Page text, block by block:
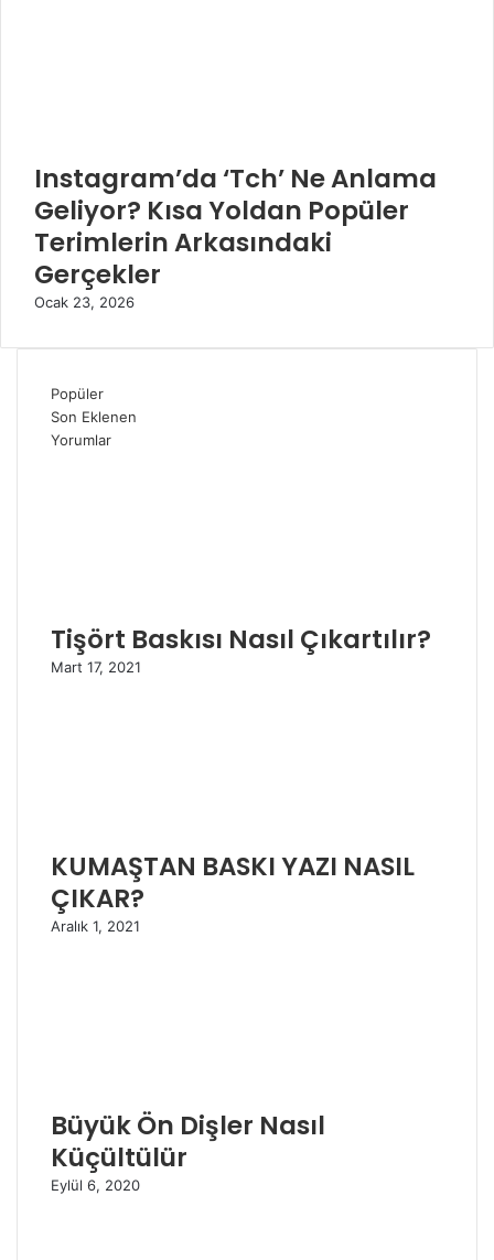
Instagram’da ‘Tch’ Ne Anlama
Geliyor? Kısa Yoldan Popüler
Terimlerin Arkasındaki
Gerçekler
Ocak 23, 2026
Popüler
Son Eklenen
Yorumlar
Tişört Baskısı Nasıl Çıkartılır?
Mart 17, 2021
KUMAŞTAN BASKI YAZI NASIL
ÇIKAR?
Aralık 1, 2021
Büyük Ön Dişler Nasıl
Küçültülür
Eylül 6, 2020